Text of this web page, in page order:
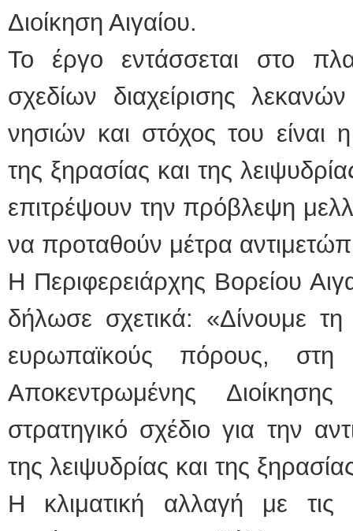
Διοίκηση Αιγαίου.
Το έργο εντάσσεται στο
σχεδίων διαχείρισης
νησιών και στόχος του είναι
της ξηρασίας και της
επιτρέψουν την πρόβλεψη
να προταθούν μέτρα
Η Περιφερειάρχης Βορείου
δήλωσε σχετικά: «Δίνουμε τη
ευρωπαϊκούς πόρους,
Αποκεντρωμένης
στρατηγικό σχέδιο για την
της λειψυδρίας και της
Η κλιματική αλλαγή με τις